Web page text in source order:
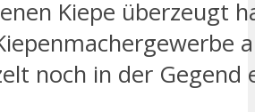
Kiepe überzeugt
noch in der Gegend